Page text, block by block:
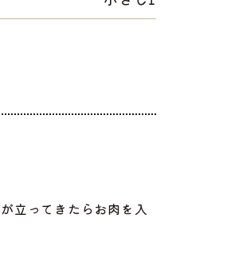
立ってきたらお肉を入